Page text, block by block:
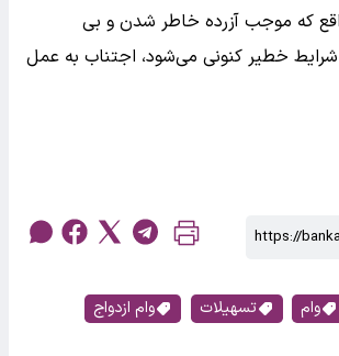
که موجب آزرده خاطر شدن و بی
شرایط خطیر کنونی می‌شود، اجتناب به عمل
وام تسهیلات وام ازدواج